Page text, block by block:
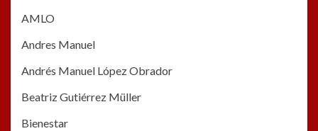
AMLO
Andres Manuel
Andrés Manuel López Obrador
Beatriz Gutiérrez Müller
Bienestar